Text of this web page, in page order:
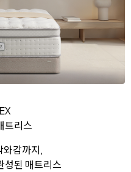
트리스
와감까지,
성된 매트리스